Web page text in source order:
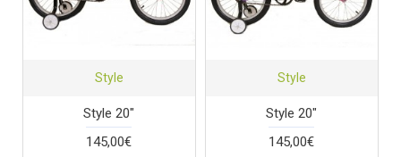
Style
Style 20"
145,00€
Style
Style 20"
145,00€